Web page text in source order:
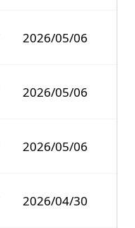
2026/05/06
2026/05/06
2026/05/06
2026/04/30